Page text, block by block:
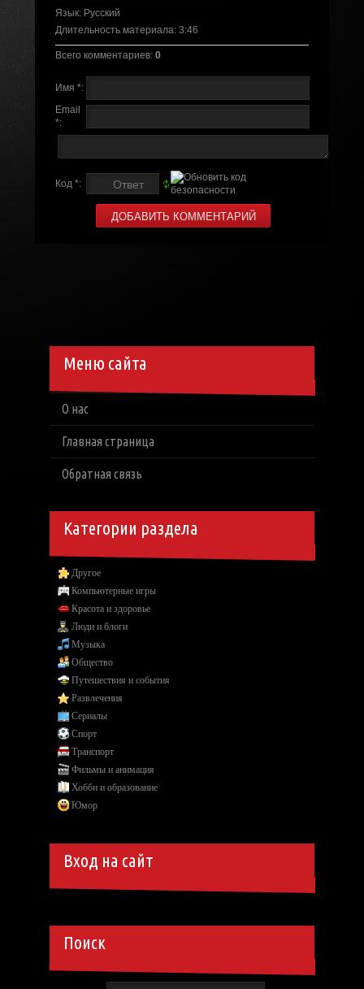
Язык: Русский
Длительность материала: 3:46
Всего комментариев: 0
Имя *:
Email
*:
Код *:
Меню сайта
О нас
Главная страница
Обратная связь
Категории раздела
Другое
Компьютерные игры
Красота и здоровье
Люди и блоги
Музыка
Общество
Путешествия и события
Развлечения
Сериалы
Спорт
Транспорт
Фильмы и анимация
Хобби и образование
Юмор
Вход на сайт
Поиск